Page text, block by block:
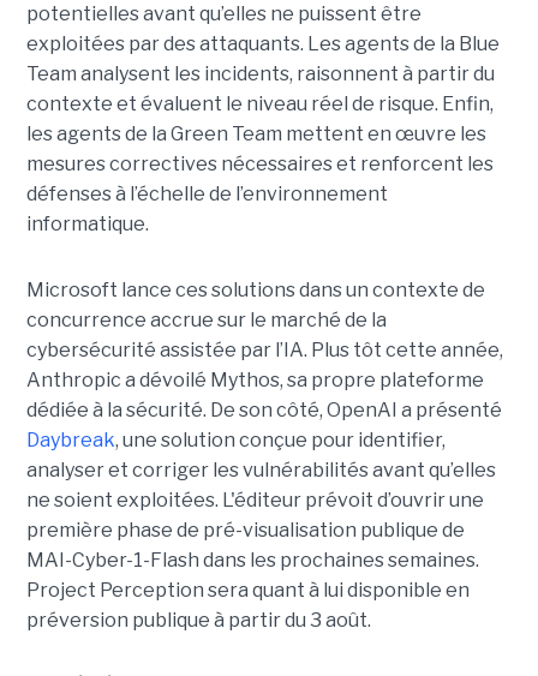
potentielles avant qu’elles ne puissent être
exploitées par des attaquants. Les agents de la Blue
Team analysent les incidents, raisonnent à partir du
contexte et évaluent le niveau réel de risque. Enfin,
les agents de la Green Team mettent en œuvre les
mesures correctives nécessaires et renforcent les
défenses à l’échelle de l’environnement
informatique.
Microsoft lance ces solutions dans un contexte de
concurrence accrue sur le marché de la
cybersécurité assistée par l’IA. Plus tôt cette année,
Anthropic a dévoilé Mythos, sa propre plateforme
dédiée à la sécurité. De son côté, OpenAI a présenté
Daybreak, une solution conçue pour identifier,
analyser et corriger les vulnérabilités avant qu’elles
ne soient exploitées. L'éditeur prévoit d’ouvrir une
première phase de pré-visualisation publique de
MAI-Cyber-1-Flash dans les prochaines semaines.
Project Perception sera quant à lui disponible en
préversion publique à partir du 3 août.